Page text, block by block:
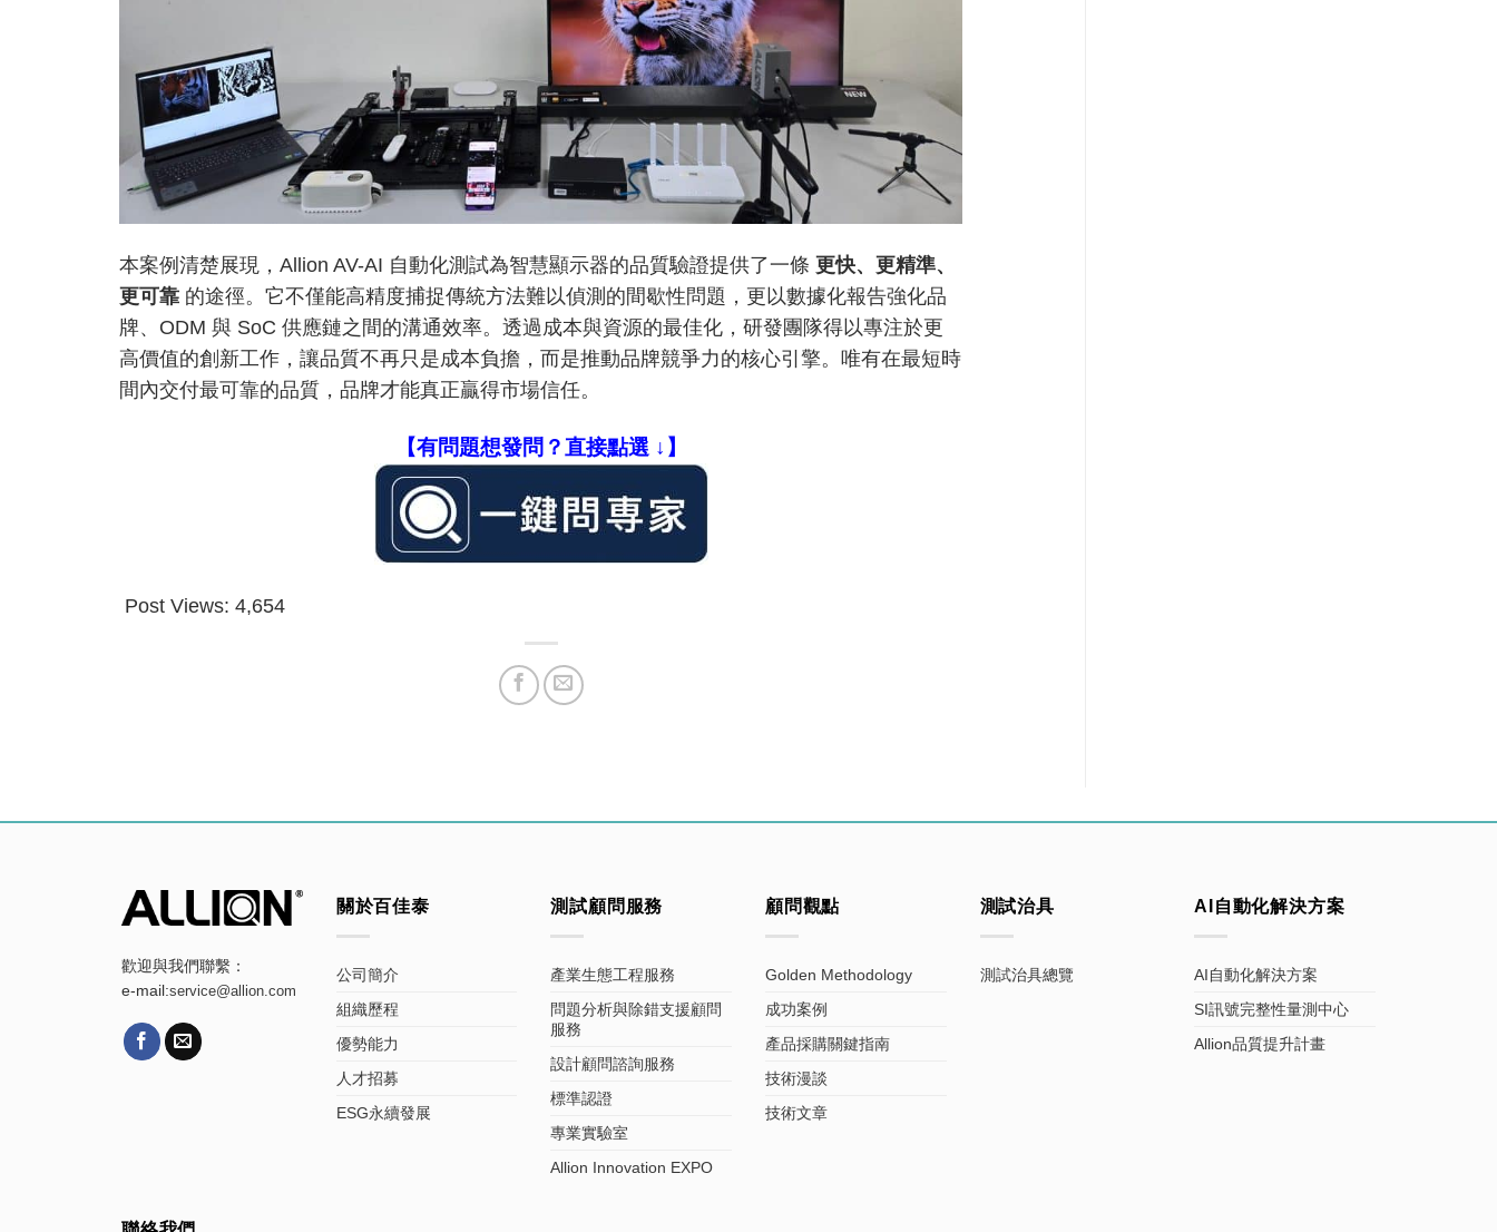
本案例清楚展現，Allion AV-AI 自動化測試為智慧顯示器的品質驗證提供了一條更快、更精準、
更可靠 的途徑。它不僅能高精度捕捉傳統方法難以偵測的間歇性問題，更以數據化報告強化品
牌、ODM 與 SoC 供應鏈之間的溝通效率。透過成本與資源的最佳化，研發團隊得以專注於更
高價值的創新工作，讓品質不再只是成本負擔，而是推動品牌競爭力的核心引擎。唯有在最短時
間內交付最可靠的品質，品牌才能真正贏得市場信任。
【有問題想發問？直接點選 ↓】
Post Views:4,654
歡迎與我們聯繫：
e-mail:service@allion.com
關於百佳泰
公司簡介
組織歷程
優勢能力
人才招募
ESG永續發展
測試顧問服務
產業生態工程服務
問題分析與除錯支援顧問
服務
設計顧問諮詢服務
標準認證
專業實驗室
Allion Innovation EXPO
顧問觀點
Golden Methodology
成功案例
產品採購關鍵指南
技術漫談
技術文章
測試治具
測試治具總覽
AI自動化解決方案
AI自動化解決方案
SI訊號完整性量測中心
Allion品質提升計畫